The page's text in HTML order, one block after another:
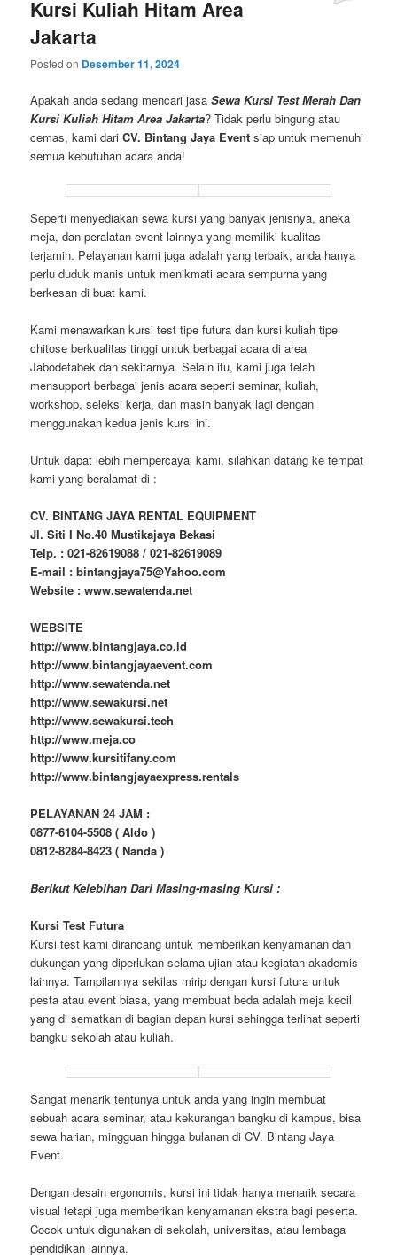
Kursi Kuliah Hitam Area
Jakarta
Posted on Desember 11, 2024
Apakah anda sedang mencari jasaSewa Kursi Test Merah Dan
Kursi Kuliah Hitam Area Jakarta? Tidak perlu bingung atau
cemas, kami dariCV. Bintang Jaya Event siap untuk memenuhi
semua kebutuhan acara anda!
Seperti menyediakan sewa kursi yang banyak jenisnya, aneka
meja, dan peralatan event lainnya yang memiliki kualitas
terjamin. Pelayanan kami juga adalah yang terbaik, anda hanya
perlu duduk manis untuk menikmati acara sempurna yang
berkesan di buat kami.
Kami menawarkan kursi test tipe futura dan kursi kuliah tipe
chitose berkualitas tinggi untuk berbagai acara di area
Jabodetabek dan sekitarnya. Selain itu, kami juga telah
mensupport berbagai jenis acara seperti seminar, kuliah,
workshop, seleksi kerja, dan masih banyak lagi dengan
menggunakan kedua jenis kursi ini.
Untuk dapat lebih mempercayai kami, silahkan datang ke tempat
kami yang beralamat di :
CV. BINTANG JAYA RENTAL EQUIPMENT
Jl. Siti I No.40 Mustikajaya Bekasi
Telp. : 021-82619088 / 021-82619089
E-mail : bintangjaya75@Yahoo.com
Website : www.sewatenda.net
WEBSITE
http://www.bintangjaya.co.id
http://www.bintangjayaevent.com
http://www.sewatenda.net
http://www.sewakursi.net
http://www.sewakursi.tech
http://www.meja.co
http://www.kursitifany.com
http://www.bintangjayaexpress.rentals
PELAYANAN 24 JAM :
0877-6104-5508 ( Aldo )
0812-8284-8423 ( Nanda )
Berikut Kelebihan Dari Masing-masing Kursi :
Kursi Test Futura
Kursi test kami dirancang untuk memberikan kenyamanan dan
dukungan yang diperlukan selama ujian atau kegiatan akademis
lainnya. Tampilannya sekilas mirip dengan kursi futura untuk
pesta atau event biasa, yang membuat beda adalah meja kecil
yang di sematkan di bagian depan kursi sehingga terlihat seperti
bangku sekolah atau kuliah.
Sangat menarik tentunya untuk anda yang ingin membuat
sebuah acara seminar, atau kekurangan bangku di kampus, bisa
sewa harian, mingguan hingga bulanan di CV. Bintang Jaya
Event.
Dengan desain ergonomis, kursi ini tidak hanya menarik secara
visual tetapi juga memberikan kenyamanan ekstra bagi peserta.
Cocok untuk digunakan di sekolah, universitas, atau lembaga
pendidikan lainnya.